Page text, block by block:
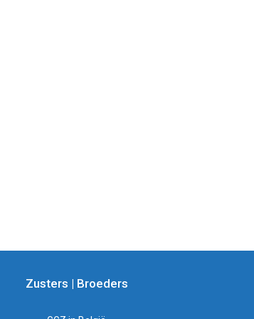
Zusters | Broeders